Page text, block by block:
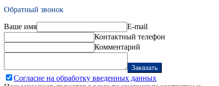
Обратный звонок
Ваше имя
E-mail
Контактный телефон
Комментарий
Заказать
Согласие на обработку введенных данных